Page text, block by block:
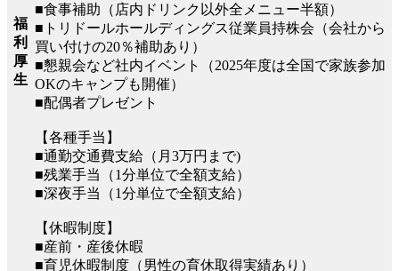
福
利
厚
生
■食事補助（店内ドリンク以外全メニュー半額）
■トリドールホールディングス従業員持株会（会社から
買い付けの20％補助あり）
■懇親会など社内イベント（2025年度は全国で家族参加
OKのキャンプも開催）
■配偶者プレゼント
【各種手当】
■通勤交通費支給（月3万円まで)
■残業手当（1分単位で全額支給）
■深夜手当（1分単位で全額支給）
【休暇制度】
■産前・産後休暇
■育児休暇制度（男性の育休取得実績あり）